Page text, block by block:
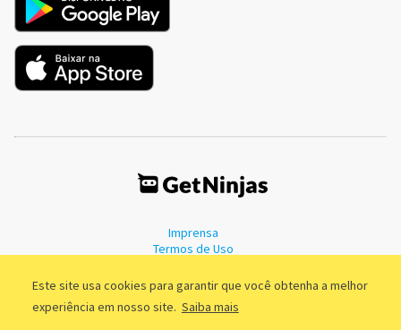
Este site usa cookies para garantir que você obtenha a melhor
experiência em nosso site. Saiba mais
Imprensa
Termos de Uso